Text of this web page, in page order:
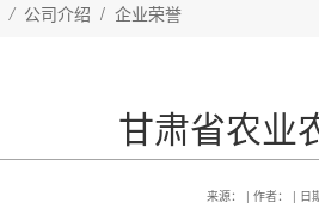
/ 公司介绍 / 企业荣誉
甘肃省农业
来源： | 作者： |